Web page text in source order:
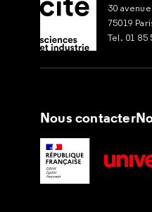
30
75019
Tel. 01 85
Nous contacter